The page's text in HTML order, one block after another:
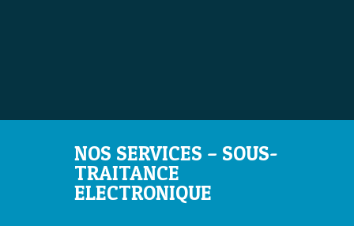
NOS SERVICES – SOUS-
TRAITANCE
ELECTRONIQUE